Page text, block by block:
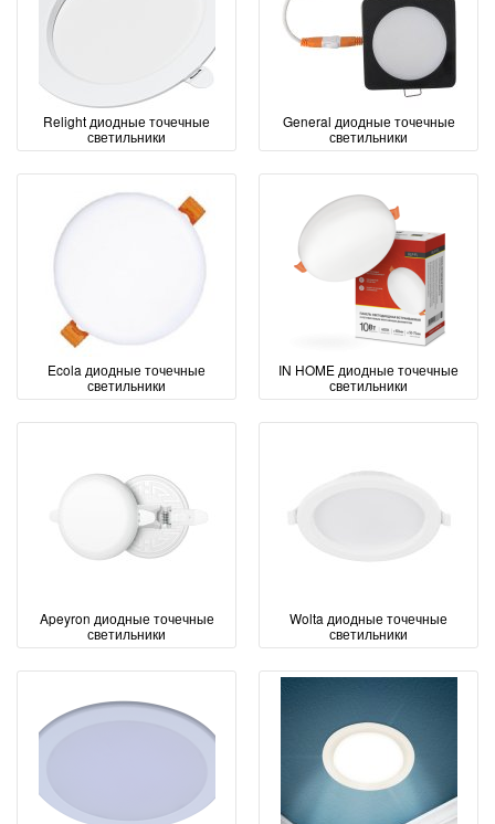
Relight диодные точечные
светильники
General диодные точечные
светильники
Ecola диодные точечные
светильники
IN HOME диодные точечные
светильники
Apeyron диодные точечные
светильники
Wolta диодные точечные
светильники